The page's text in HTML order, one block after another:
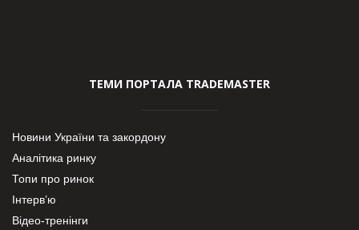
ТЕМИ ПОРТАЛА TRADEMASTER
Новини України та закордону
Аналітика ринку
Топи про ринок
Інтерв’ю
Відео-тренінги